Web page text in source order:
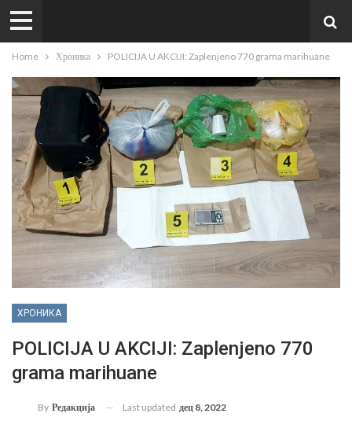
Home Хроника POLICIJA U AKCIJI: Zaplenjeno 770 grama marihuane
ХРОНИКА
POLICIJA U AKCIJI: Zaplenjeno 770
grama marihuane
By Редакција Last updated дец 8, 2022